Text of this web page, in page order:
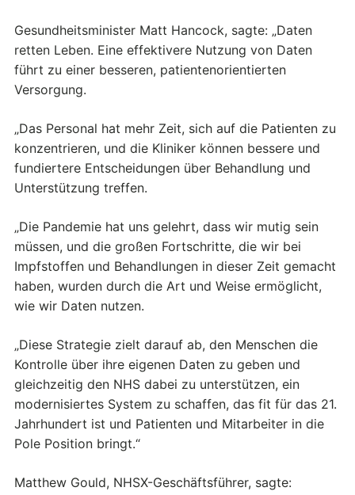
Gesundheitsminister Matt Hancock, sagte: „Daten
retten Leben. Eine effektivere Nutzung von Daten
führt zu einer besseren, patientenorientierten
Versorgung.
„Das Personal hat mehr Zeit, sich auf die Patienten zu
konzentrieren, und die Kliniker können bessere und
fundiertere Entscheidungen über Behandlung und
Unterstützung treffen.
„Die Pandemie hat uns gelehrt, dass wir mutig sein
müssen, und die großen Fortschritte, die wir bei
Impfstoffen und Behandlungen in dieser Zeit gemacht
haben, wurden durch die Art und Weise ermöglicht,
wie wir Daten nutzen.
„Diese Strategie zielt darauf ab, den Menschen die
Kontrolle über ihre eigenen Daten zu geben und
gleichzeitig den NHS dabei zu unterstützen, ein
modernisiertes System zu schaffen, das fit für das 21.
Jahrhundert ist und Patienten und Mitarbeiter in die
Pole Position bringt.“
Matthew Gould, NHSX-Geschäftsführer, sagte: